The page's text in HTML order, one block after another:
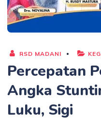
RSD MADANI
Percepatan
Angka
Luku, Sigi